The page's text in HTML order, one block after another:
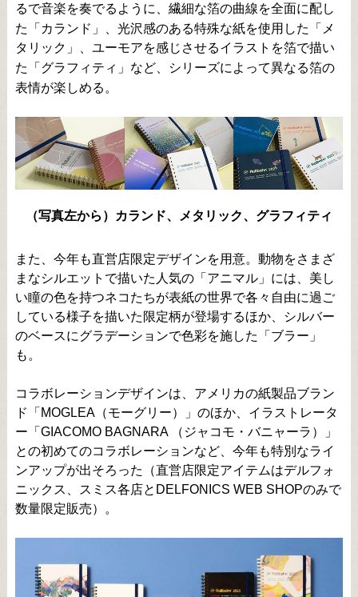
るで音楽を奏でるように、繊細な箔の曲線を全面に配し
た「カランド」、光沢感のある特殊な紙を使用した「メ
タリック」、ユーモアを感じさせるイラストを箔で描い
た「グラフィティ」など、シリーズによって異なる箔の
表情が楽しめる。
（写真左から）カランド、メタリック、グラフィティ
また、今年も直営店限定デザインを用意。動物をさまざ
まなシルエットで描いた人気の「アニマル」には、美し
い瞳の色を持つネコたちが表紙の世界で各々自由に過ご
している様子を描いた限定柄が登場するほか、シルバー
のベースにグラデーションで色彩を施した「ブラー」
も。
コラボレーションデザインは、アメリカの紙製品ブラン
ド「MOGLEA（モーグリー）」のほか、イラストレータ
ー「GIACOMO BAGNARA （ジャコモ・バニャーラ）」
との初めてのコラボレーションなど、今年も特別なライ
ンアップが出そろった（直営店限定アイテムはデルフォ
ニックス、スミス各店とDELFONICS WEB SHOPのみで
数量限定販売）。